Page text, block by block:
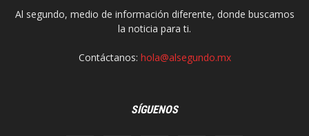
Al segundo, medio de información diferente, donde buscamos
la noticia para ti.
Contáctanos: hola@alsegundo.mx
SÍGUENOS